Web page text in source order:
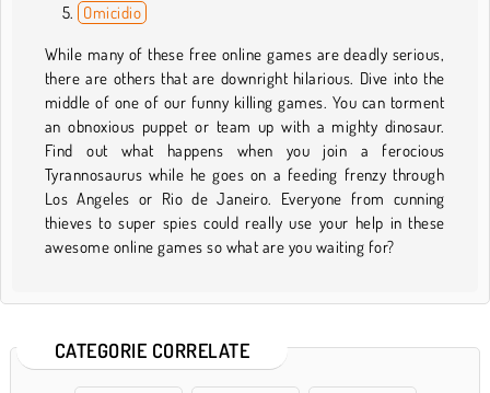
Omicidio
While many of these free online games are deadly serious,
there are others that are downright hilarious. Dive into the
middle of one of our funny killing games. You can torment
an obnoxious puppet or team up with a mighty dinosaur.
Find out what happens when you join a ferocious
Tyrannosaurus while he goes on a feeding frenzy through
Los Angeles or Rio de Janeiro. Everyone from cunning
thieves to super spies could really use your help in these
awesome online games so what are you waiting for?
CATEGORIE CORRELATE